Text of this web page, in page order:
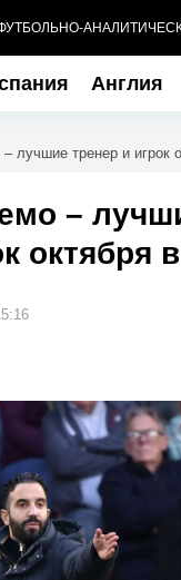
Англия
лучшие тренер и игрок
–
октября